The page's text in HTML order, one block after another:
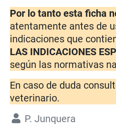
Por lo tanto esta ficha
atentamente antes de
indicaciones que
LAS INDICACIONES
según las normativas
En caso de duda
veterinario.
P. Junquera